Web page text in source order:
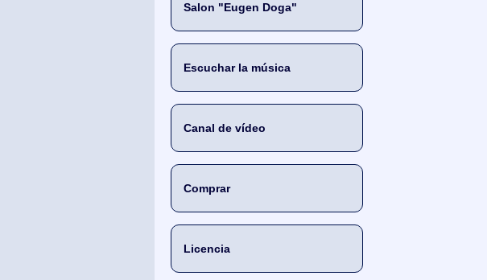
Salon "Eugen Doga"
Escuchar la música
Canal de vídeo
Comprar
Licencia